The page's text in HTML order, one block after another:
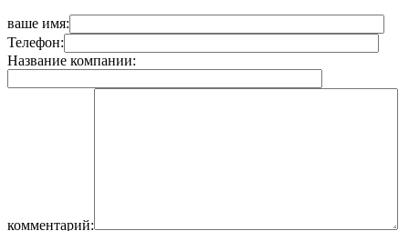
ваше имя:
Телефон:
Название компании:
комментарий: